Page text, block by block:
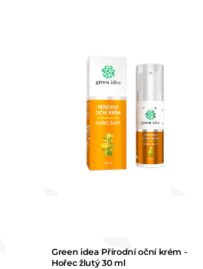
n
p
r
o
k
Green idea Přírodní oční krém -
Hořec žlutý 30 ml